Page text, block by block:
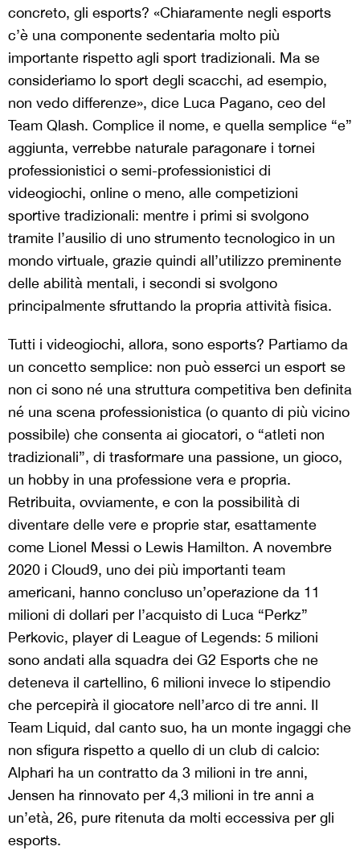
concreto, gli esports? «Chiaramente negli esports
c’è una componente sedentaria molto più
importante rispetto agli sport tradizionali. Ma se
consideriamo lo sport degli scacchi, ad esempio,
non vedo differenze», dice Luca Pagano, ceo del
Team Qlash. Complice il nome, e quella semplice “e”
aggiunta, verrebbe naturale paragonare i tornei
professionistici o semi-professionistici di
videogiochi, online o meno, alle competizioni
sportive tradizionali: mentre i primi si svolgono
tramite l’ausilio di uno strumento tecnologico in un
mondo virtuale, grazie quindi all’utilizzo preminente
delle abilità mentali, i secondi si svolgono
principalmente sfruttando la propria attività fisica.
Tutti i videogiochi, allora, sono esports? Partiamo da
un concetto semplice: non può esserci un esport se
non ci sono né una struttura competitiva ben definita
né una scena professionistica (o quanto di più vicino
possibile) che consenta ai giocatori, o “atleti non
tradizionali”, di trasformare una passione, un gioco,
un hobby in una professione vera e propria.
Retribuita, ovviamente, e con la possibilità di
diventare delle vere e proprie star, esattamente
come Lionel Messi o Lewis Hamilton. A novembre
2020 i Cloud9, uno dei più importanti team
americani, hanno concluso un’operazione da 11
milioni di dollari per l’acquisto di Luca “Perkz”
Perkovic, player di League of Legends: 5 milioni
sono andati alla squadra dei G2 Esports che ne
deteneva il cartellino, 6 milioni invece lo stipendio
che percepirà il giocatore nell’arco di tre anni. Il
Team Liquid, dal canto suo, ha un monte ingaggi che
non sfigura rispetto a quello di un club di calcio:
Alphari ha un contratto da 3 milioni in tre anni,
Jensen ha rinnovato per 4,3 milioni in tre anni a
un’età, 26, pure ritenuta da molti eccessiva per gli
esports.